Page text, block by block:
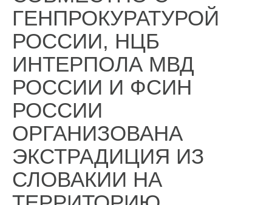
ГЕНПРОКУРАТУРОЙ
РОССИИ, НЦБ
ИНТЕРПОЛА МВД
РОССИИ И ФСИН
РОССИИ
ОРГАНИЗОВАНА
ЭКСТРАДИЦИЯ ИЗ
СЛОВАКИИ НА